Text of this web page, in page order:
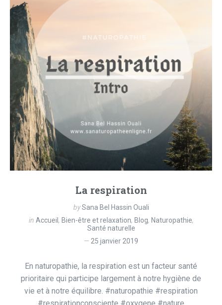
La respiration
bySana Bel Hassin Ouali
in Accueil , Bien-être et relaxation, Blog, Naturopathie,
Santé naturelle
25 janvier 2019
En naturopathie, la respiration est un facteur santé
prioritaire qui participe largement à notre hygiène de
vie et à notre équilibre. #naturopathie #respiration